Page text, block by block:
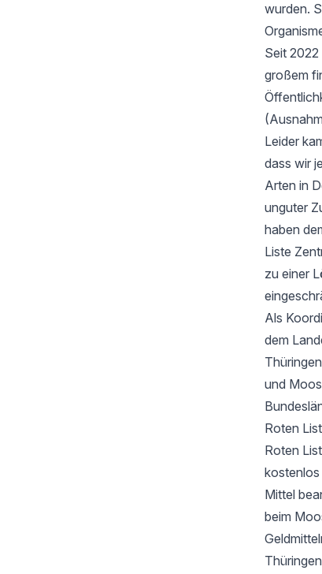
wurden.
Seit
großem
Leider
dass wir
Arten in
unguter
haben
Liste
zu einer
Als
dem
und
Roten
Roten
kostenlos
Mittel
beim